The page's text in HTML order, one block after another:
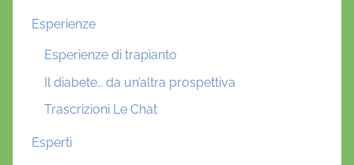
Esperienze
Esperienze di trapianto
Il diabete… da un’altra prospettiva
Trascrizioni Le Chat
Esperti